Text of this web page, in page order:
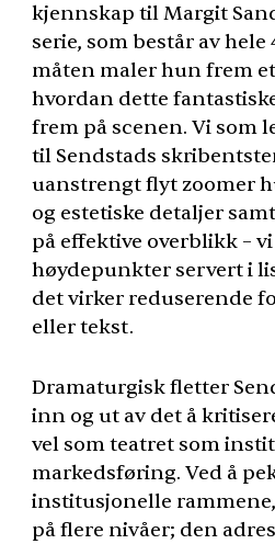
kjennskap til Margit
serie, som består av hele
måten maler hun frem
hvordan dette
frem på scenen. Vi som
til Sendstads
uanstrengt flyt zoomer
og estetiske detaljer
på effektive overblikk –
høydepunkter servert i
det virker reduserende
eller tekst.
Dramaturgisk fletter
inn og ut av det å
vel som teatret som
markedsføring. Ved å
institusjonelle
på flere nivåer; den